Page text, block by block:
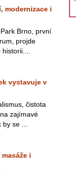
modernizace i
Brno, první
projde
vystavuje v
čistota
zajímavé
se ...
i